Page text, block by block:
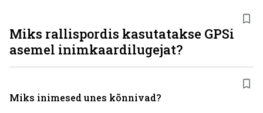
Miks rallispordis kasutatakse GPSi
asemel inimkaardilugejat?
Miks inimesed unes kõnnivad?